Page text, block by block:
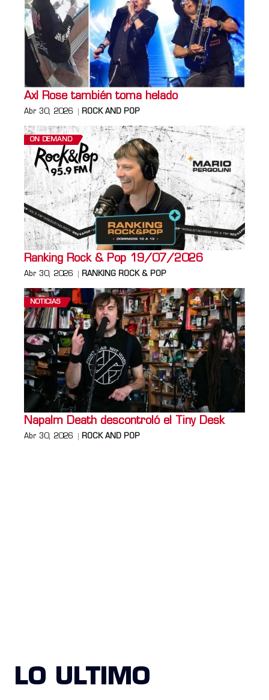
Axl Rose también toma helado
Abr 30, 2026 ROCK AND POP
ON DEMAND
Ranking Rock & Pop 19/07/2026
Abr 30, 2026 RANKING ROCK & POP
NOTICIAS
Napalm Death descontroló el Tiny Desk
Abr 30, 2026 ROCK AND POP
LO ULTIMO